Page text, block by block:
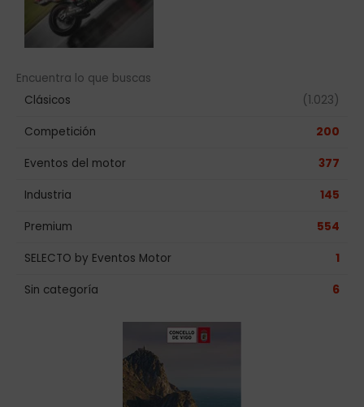
Encuentra lo que buscas
Clásicos
(1.023)
Competición 200
Eventos del motor 377
Industria 145
Premium 554
SELECTO by Eventos Motor 1
Sin categoría 6